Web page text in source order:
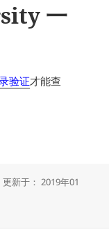
一
验证才能查
发
更新于： 2019年01
点) 渗透